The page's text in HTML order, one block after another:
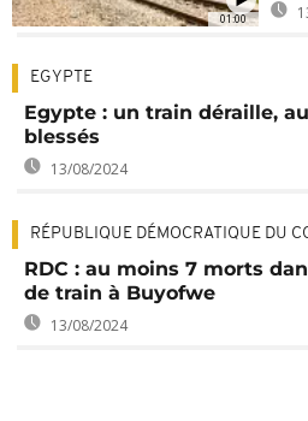
01:00
EGYPTE
Egypte : un train déraille,
blessés
13/08/2024
RÉPUBLIQUE DÉMOCRATIQUE DU
RDC : au moins 7 morts
de train à Buyofwe
13/08/2024